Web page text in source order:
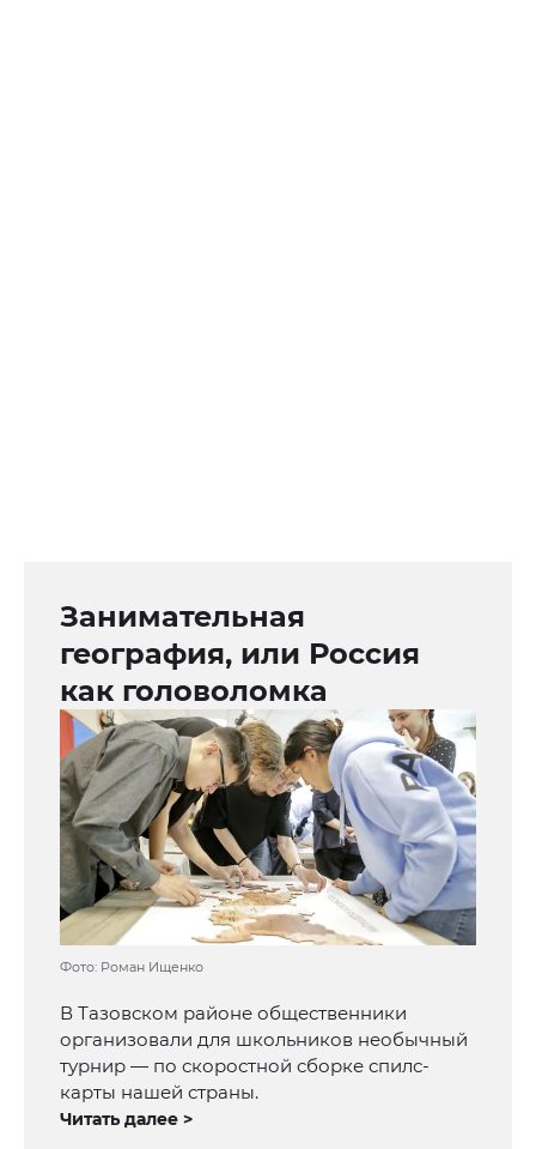
Занимательная
география, или Россия
как головоломка
Фото: Роман Ищенко
В Тазовском районе общественники
организовали для школьников необычный
турнир — по скоростной сборке спилс-
карты нашей страны.
Читать далее >